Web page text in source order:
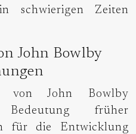
schwierigen Zeiten
John Bowlby
von John Bowlby
früher
für die Entwicklung